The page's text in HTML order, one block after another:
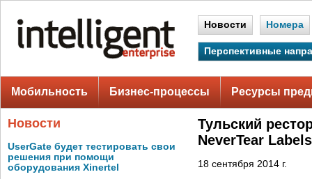
Новости Номера
Перспективные
Мобильность Бизнес-процессы Ресурсы
Новости
UserGate будет тестировать свои
решения при помощи
оборудования Xinertel
Тульский
NeverTear
18 сентября 2014 г.